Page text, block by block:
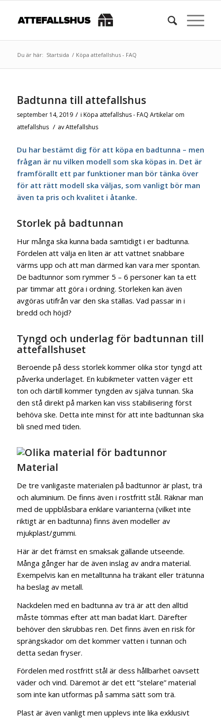
Du är här: Startsida / Köpa attefallshus - FAQ
Badtunna till attefallshus
september 14, 2019 / i Köpa attefallshus - FAQ Artikelar om
attefallshus / avAttefallshus
Du har bestämt dig för att köpa en badtunna – men
frågan är nu vilken modell som ska köpas in. Det är
framförallt ett par funktioner man bör tänka över
för att rätt modell ska väljas, som vanligt bör man
även ta pris och kvalitet i åtanke.
Storlek på badtunnan
Hur många ska kunna bada samtidigt i er badtunna.
Fördelen att välja en liten är att vattnet snabbare
värms upp och att man därmed kan vara mer spontan.
De badtunnor som rymmer 5 – 6 personer kan ta ett
par timmar att göra i ordning. Storleken kan även
avgöras utifrån var den ska ställas. Vad passar in i
bredd och höjd?
Tyngd och underlag för badtunnan till
attefallshuset
Beroende på dess storlek kommer olika stor tyngd att
påverka underlaget. En kubikmeter vatten väger ett
ton och därtill kommer tyngden av själva tunnan. Ska
den stå direkt på marken kan viss stabilisering först
behöva ske. Detta inte minst för att inte badtunnan ska
bli sned med tiden.
Material
De tre vanligaste materialen på badtunnor är plast, trä
och aluminium. De finns även i rostfritt stål. Räknar man
med de uppblåsbara enklare varianterna (vilket inte
riktigt är en badtunna) finns även modeller av
mjukplast/gummi.
Här är det främst en smaksak gällande utseende.
Många gånger har de även inslag av andra material.
Exempelvis kan en metalltunna ha träkant eller trätunna
ha beslag av metall.
Nackdelen med en badtunna av trä är att den alltid
måste tömmas efter att man badat klart. Därefter
behöver den skrubbas ren. Det finns även en risk för
sprängskador om det kommer vatten i tunnan och
detta sedan fryser.
Fördelen med rostfritt stål är dess hållbarhet oavsett
väder och vind. Däremot är det ett ”stelare” material
som inte kan utformas på samma sätt som trä.
Plast är även vanligt men upplevs inte lika exklusivt